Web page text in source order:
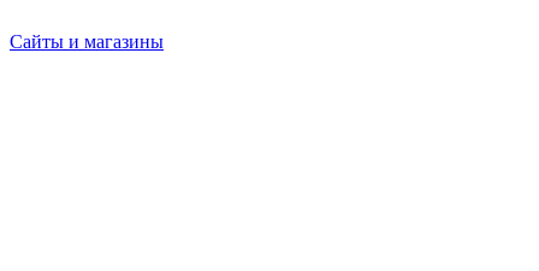
Сайты и магазины